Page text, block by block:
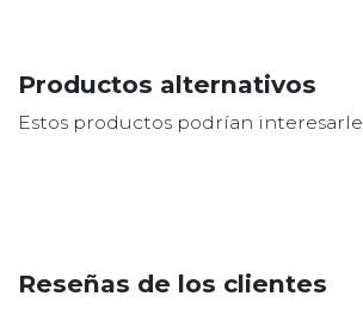
Productos alternativos
Estos productos podrían interesarle
Reseñas de los clientes